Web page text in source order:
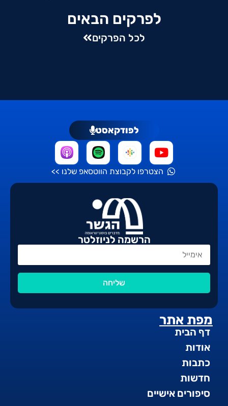
לפרקים הבאים
לכל הפרקים
מפת אתר
דף הבית
אודות
כתבות
חדשות
סיפורים אישיים
לפודקאסט
הצטרפו לקבוצת הווטסאפ שלנו >>
הרשמה לניוזלטר
שליחה